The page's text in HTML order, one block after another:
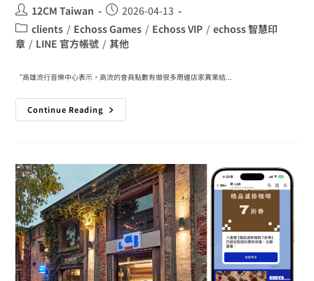
12CM Taiwan
2026-04-13
clients / Echoss Games / Echoss VIP / echoss 智慧印
章 / LINE 官方帳號 / 其他
“高雄流行音樂中心表示，高流的會員點數有做很多周邊店家異業結...
Continue Reading